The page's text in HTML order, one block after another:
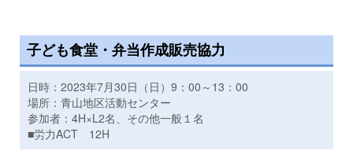
子ども食堂・弁当作成販売協力
日時：2023年7月30日（日）9：00～13：00
場所：青山地区活動センター
参加者：4H×L2名、その他一般１名
■労力ACT 12H